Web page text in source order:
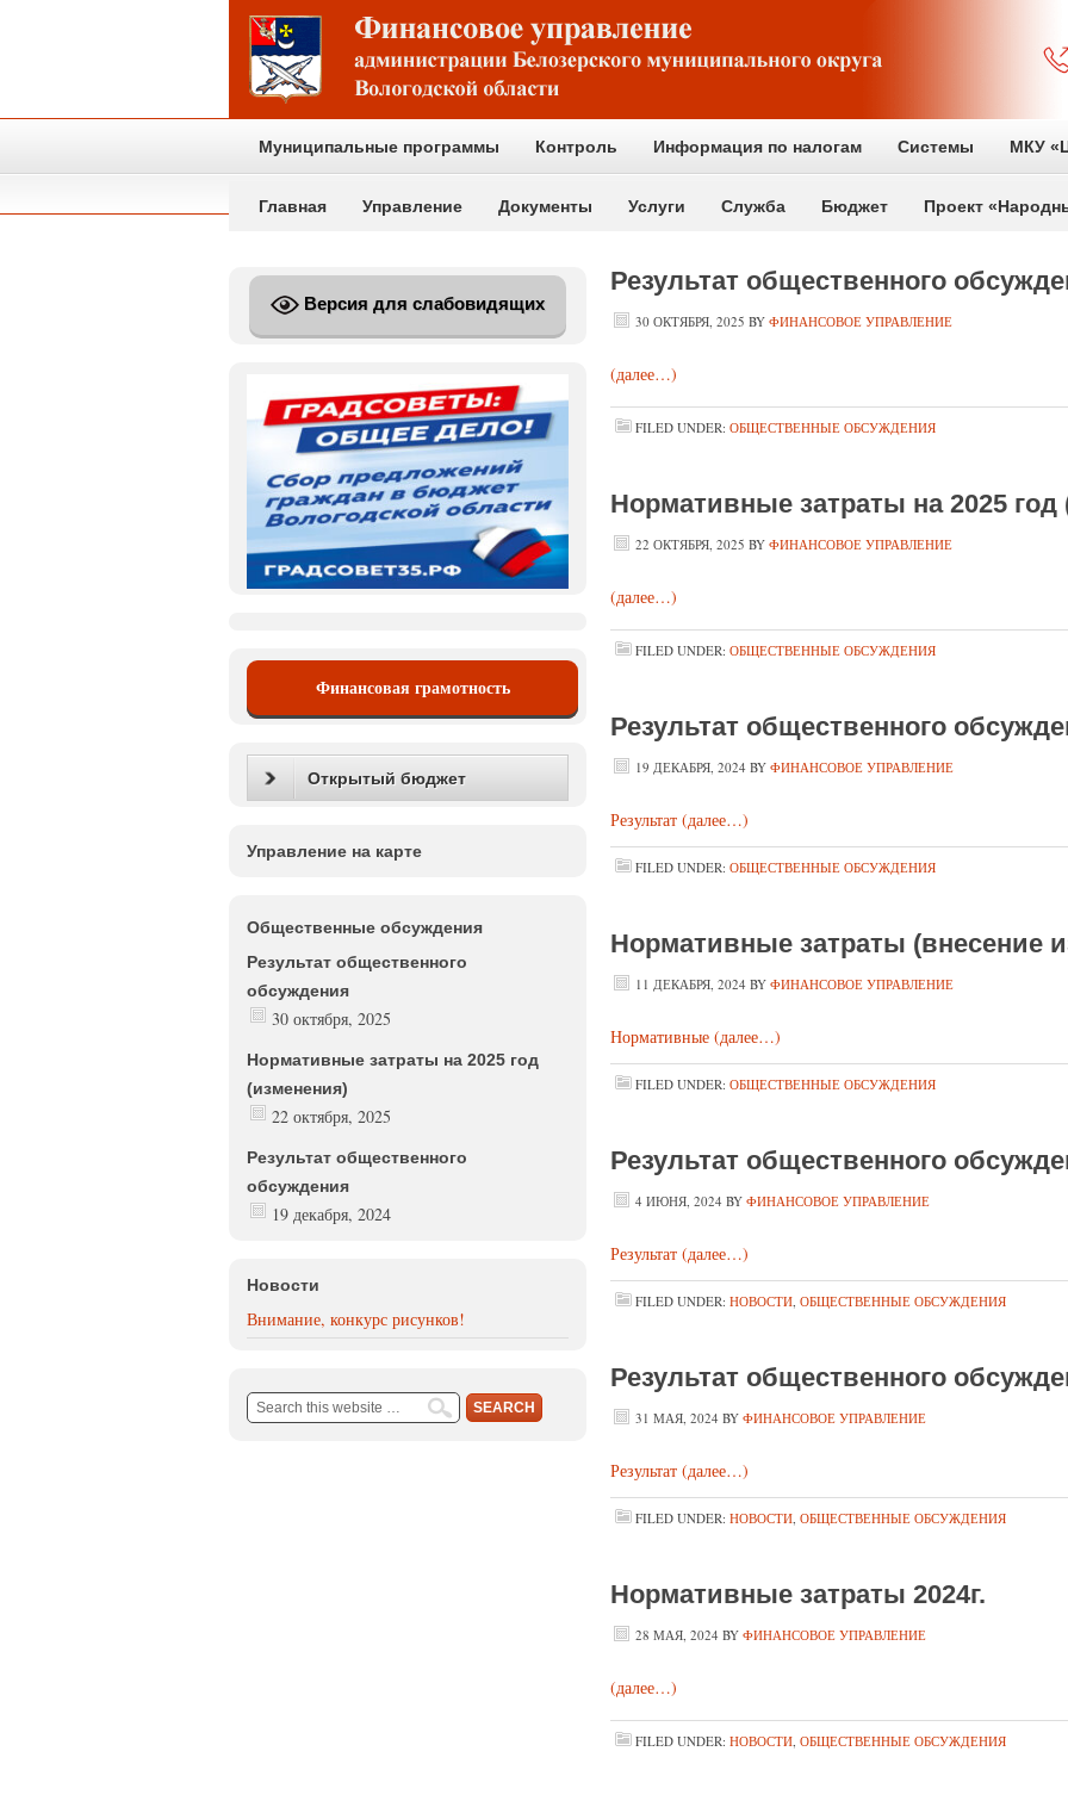
Муниципальные программы Контроль Информация по налогам Системы МКУ
Главная Управление Документы Услуги Служба Бюджет Проект
Результат общественного
30 ОКТЯБРЯ, 2025 BY ФИНАНСОВОЕ УПРАВЛЕНИЕ
(далее…)
FILED UNDER: ОБЩЕСТВЕННЫЕ ОБСУЖДЕНИЯ
Нормативные затраты на 2025 год
22 ОКТЯБРЯ, 2025 BY ФИНАНСОВОЕ УПРАВЛЕНИЕ
(далее…)
FILED UNDER: ОБЩЕСТВЕННЫЕ ОБСУЖДЕНИЯ
Результат общественного
19 ДЕКАБРЯ, 2024 BY ФИНАНСОВОЕ УПРАВЛЕНИЕ
Результат (далее…)
FILED UNDER: ОБЩЕСТВЕННЫЕ ОБСУЖДЕНИЯ
Нормативные затраты (внесение
11 ДЕКАБРЯ, 2024 BY ФИНАНСОВОЕ УПРАВЛЕНИЕ
Нормативные (далее…)
FILED UNDER: ОБЩЕСТВЕННЫЕ ОБСУЖДЕНИЯ
Результат общественного
4 ИЮНЯ, 2024 BY ФИНАНСОВОЕ УПРАВЛЕНИЕ
Результат (далее…)
FILED UNDER: НОВОСТИ, ОБЩЕСТВЕННЫЕ ОБСУЖДЕНИЯ
Результат общественного
31 МАЯ, 2024 BY ФИНАНСОВОЕ УПРАВЛЕНИЕ
Результат (далее…)
FILED UNDER: НОВОСТИ, ОБЩЕСТВЕННЫЕ ОБСУЖДЕНИЯ
Нормативные затраты 2024г.
28 МАЯ, 2024 BY ФИНАНСОВОЕ УПРАВЛЕНИЕ
(далее…)
FILED UNDER: НОВОСТИ, ОБЩЕСТВЕННЫЕ ОБСУЖДЕНИЯ
Версия для слабовидящих
Финансовая грамотность
Открытый бюджет
Управление на карте
Общественные обсуждения
Результат общественного
обсуждения
30 октября, 2025
Нормативные затраты на 2025 год
(изменения)
22 октября, 2025
Результат общественного
обсуждения
19 декабря, 2024
Новости
Внимание, конкурс рисунков!